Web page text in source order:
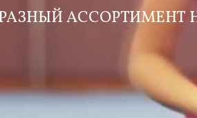
АССОРТИМЕНТ